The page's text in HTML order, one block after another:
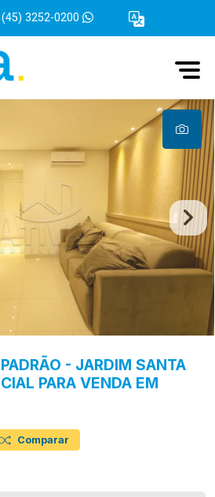
(45) 3252-0200
PADRÃO - JARDIM SANTA
PARA VENDA EM
Comparar